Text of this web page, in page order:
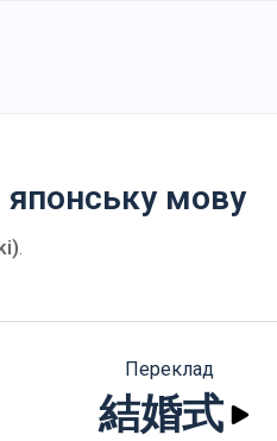
японську мову
.
Переклад
結婚式